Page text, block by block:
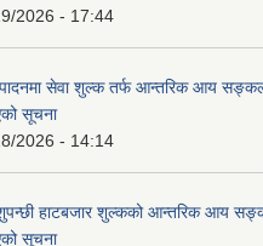
2026 - 17:44
सेवा शुल्क तर्फ आन्तरिक आय
सूचना
2026 - 14:14
हाटबजार शुल्कको आन्तरिक आय
सूचना